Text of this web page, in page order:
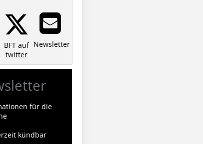
BFT auf
twitter
Newsletter
für die
kündbar